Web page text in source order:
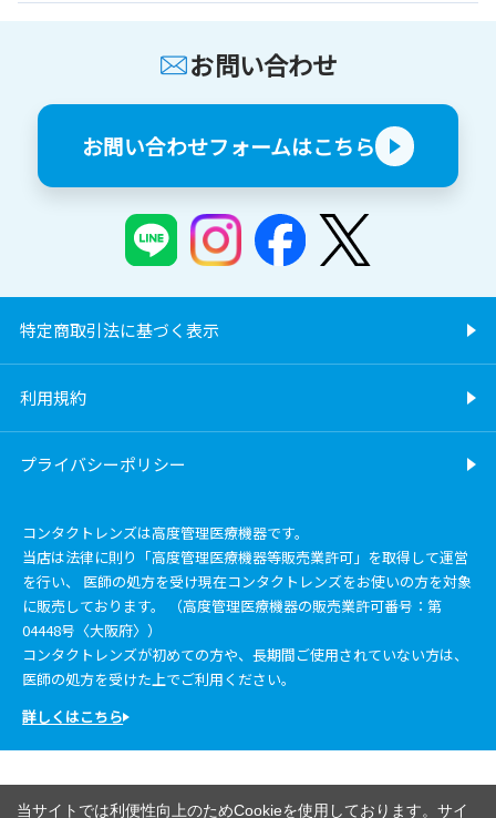
お問い合わせ
お問い合わせフォームはこちら
特定商取引法に基づく表示
利用規約
プライバシーポリシー
コンタクトレンズは高度管理医療機器です。
当店は法律に則り「高度管理医療機器等販売業許可」を取得して運営
を行い、 医師の処方を受け現在コンタクトレンズをお使いの方を対象
に販売しております。 （高度管理医療機器の販売業許可番号：第
04448号〈大阪府〉）
コンタクトレンズが初めての方や、長期間ご使用されていない方は、
医師の処方を受けた上でご利用ください。
詳しくはこちら
当サイトでは利便性向上のためCookieを使用しております。サイ